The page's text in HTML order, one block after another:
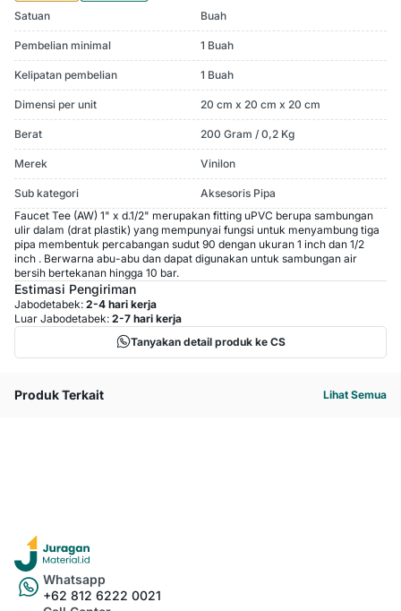
Satuan Buah
Pembelian minimal 1 Buah
Kelipatan pembelian 1 Buah
Dimensi per unit 20 cm x 20 cm x 20 cm
Berat 200 Gram / 0,2 Kg
Merek Vinilon
Sub kategori
Aksesoris Pipa
Faucet Tee (AW) 1" x d.1/2" merupakan fitting uPVC berupa sambungan
ulir dalam (drat plastik) yang mempunyai fungsi untuk menyambung tiga
pipa membentuk percabangan sudut 90 dengan ukuran 1 inch dan 1/2
inch . Berwarna abu-abu dan dapat digunakan untuk sambungan air
bersih bertekanan hingga 10 bar.
Estimasi Pengiriman
Jabodetabek: 2-4 hari kerja
Luar Jabodetabek: 2-7 hari kerja
Tanyakan detail produk ke CS
Produk Terkait Lihat Semua
Whatsapp
+62 812 6222 0021